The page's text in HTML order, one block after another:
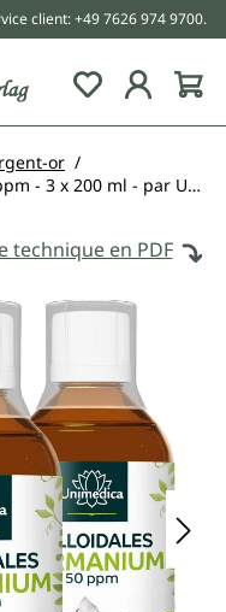
client: +49 7626 974 9700.
or
Lot de 3: Germanium colloïdal - 50 ppm - 3 x 200 ml - par Unimedica
technique en PDF